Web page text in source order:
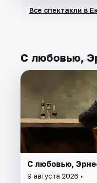
Все спектакли в
С любовью,
С любовью,
9 августа 2026 •